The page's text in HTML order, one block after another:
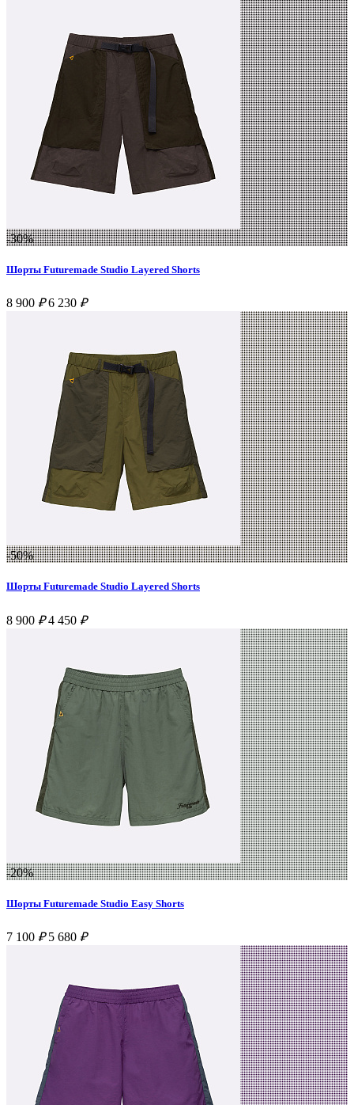
-30%
Шорты Futuremade Studio Layered Shorts
8 900 ₽ 6 230 ₽
-50%
Шорты Futuremade Studio Layered Shorts
8 900 ₽ 4 450 ₽
-20%
Шорты Futuremade Studio Easy Shorts
7 100 ₽ 5 680 ₽